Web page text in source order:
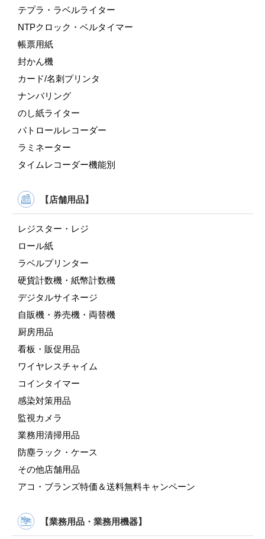
テプラ・ラベルライター
NTPクロック・ベルタイマー
帳票用紙
封かん機
カード/名刺プリンタ
ナンバリング
のし紙ライター
パトロールレコーダー
ラミネーター
タイムレコーダー機能別
【店舗用品】
レジスター・レジ
ロール紙
ラベルプリンター
硬貨計数機・紙幣計数機
デジタルサイネージ
自販機・券売機・両替機
厨房用品
看板・販促用品
ワイヤレスチャイム
コインタイマー
感染対策用品
監視カメラ
業務用清掃用品
防塵ラック・ケース
その他店舗用品
アコ・ブランズ特価＆送料無料キャンペーン
【業務用品・業務用機器】